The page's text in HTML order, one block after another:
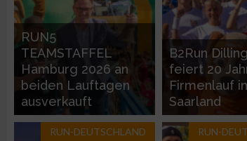
RUN5
TEAMSTAFFEL
Hamburg 2026 an
beiden Lauftagen
ausverkauft
B2Run
feiert 20
Firmenlauf
Saarland
RUN-DEUTSCHLAND RUN-
Performance
Funktional
Werbung